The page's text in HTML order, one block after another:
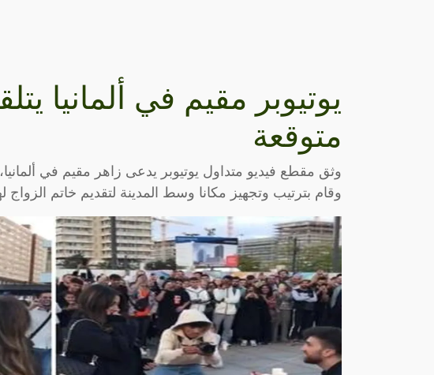
يوتيوبر مقيم في ألمانيا
متوقعة
وثق مقطع فيديو متداول يوتيوبر يدعى زاهر مقيم في
وقام بترتيب وتجهيز مكانا وسط المدينة لتقديم خاتم الزواج